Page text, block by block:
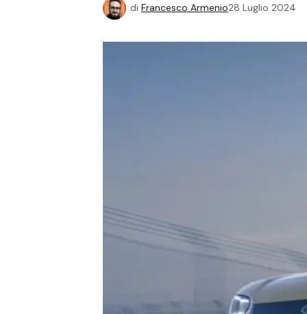
di Francesco Armenio28 Luglio 2024